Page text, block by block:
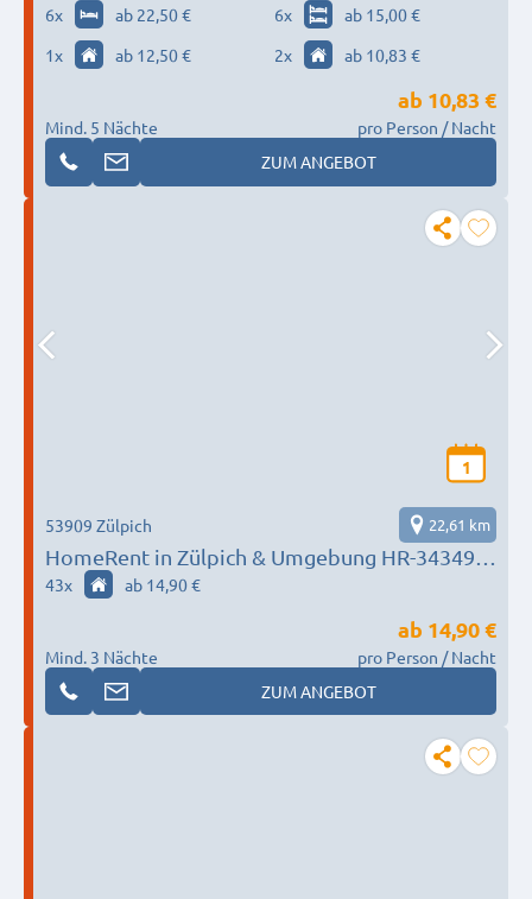
6x ab 22,50 € 6x
ab 15,00 €
1x ab 12,50 € 2x ab 10,83 €
Mind. 5 Nächte
ab 10,83 €
pro Person / Nacht
ZUM ANGEBOT
1
HomeRent in Zülpich & Umgebung HR-34349-
zuelpich
53909 Zülpich 22,61 km
43x ab 14,90 €
Mind. 3 Nächte
ab 14,90 €
pro Person / Nacht
ZUM ANGEBOT